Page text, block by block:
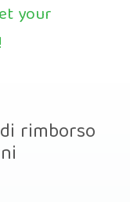
your
rimborso